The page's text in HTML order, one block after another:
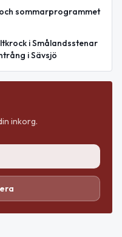
sommarprogrammet
i Smålandsstenar
i Sävsjö
inkorg.